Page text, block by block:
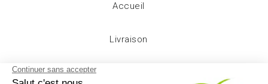
Accueil
Livraison
Mentions légales